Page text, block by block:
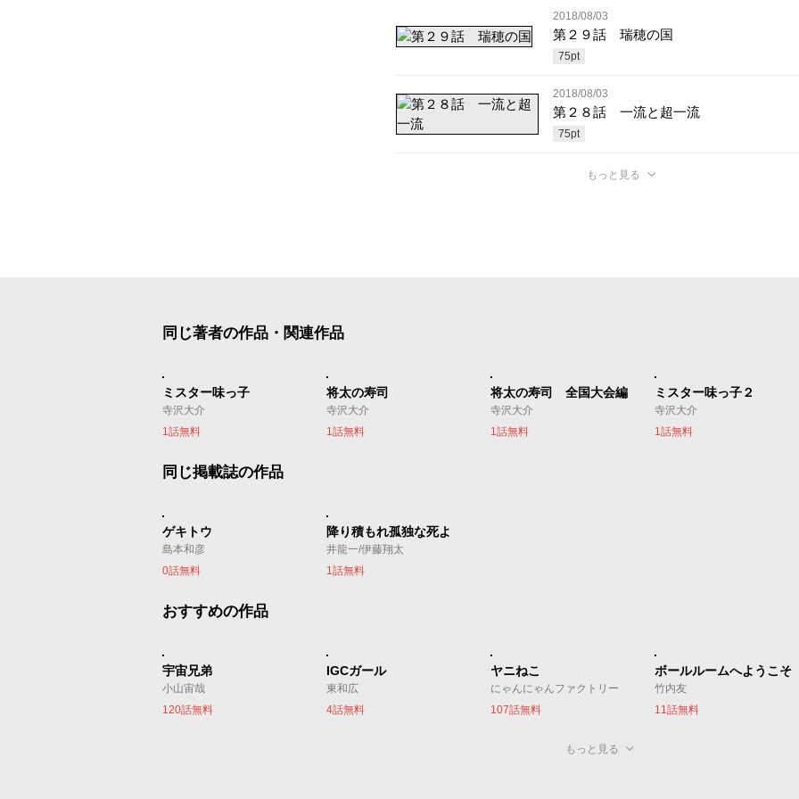
2018/08/03
第２９話 瑞穂の国
75pt
2018/08/03
第２８話 一流と超一流
75pt
もっと見る
同じ著者の作品・関連作品
ミスター味っ子
寺沢大介
1話無料
将太の寿司
寺沢大介
1話無料
将太の寿司 全国大会編
寺沢大介
1話無料
ミスター味っ子２
寺沢大介
1話無料
同じ掲載誌の作品
ゲキトウ
島本和彦
0話無料
降り積もれ孤独な死よ
井龍一/伊藤翔太
1話無料
おすすめの作品
宇宙兄弟
小山宙哉
120話無料
IGCガール
東和広
4話無料
ヤニねこ
にゃんにゃんファクトリー
107話無料
ボールルームへようこそ
竹内友
11話無料
もっと見る